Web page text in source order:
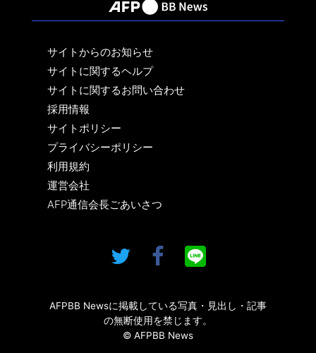
サイトからのお知らせ
サイトに関するヘルプ
サイトに関するお問い合わせ
採用情報
サイトポリシー
プライバシーポリシー
利用規約
運営会社
AFP通信会長ごあいさつ
AFPBB Newsに掲載している写真・見出し・記事
の無断使用を禁じます。
© AFPBB News